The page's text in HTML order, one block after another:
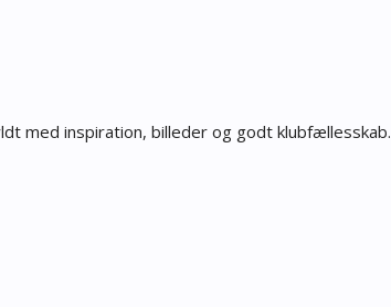
med inspiration, billeder og godt klubfællesskab.